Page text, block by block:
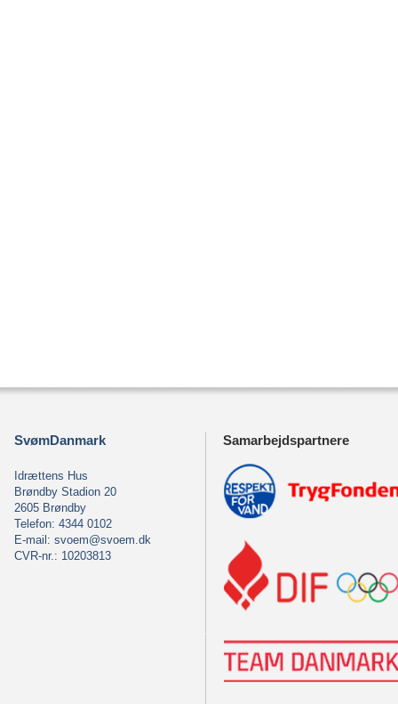
SvømDanmark
Idrættens Hus
Brøndby Stadion 20
2605 Brøndby
Telefon: 4344 0102
E-mail: svoem@svoem.dk
CVR-nr.: 10203813
Samarbejdspartnere